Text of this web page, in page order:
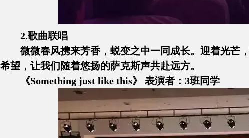
2.歌曲联唱
微微春风携来芳香，蜕变之中一同成长。迎着光芒
希望，让我们随着悠扬的萨克斯声共赴远方。
《Something just like this》 表演者：3班同学